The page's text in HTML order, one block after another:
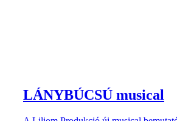
LÁNYBÚCSÚ musical